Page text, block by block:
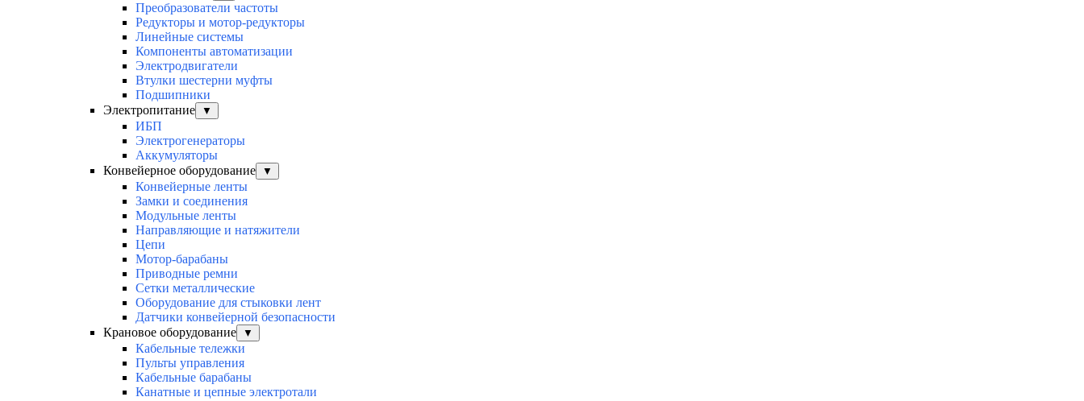
Преобразователи частоты
Редукторы и мотор-редукторы
Линейные системы
Компоненты автоматизации
Электродвигатели
Втулки шестерни муфты
Подшипники
Электропитание
▼
ИБП
Электрогенераторы
Аккумуляторы
Конвейерное оборудование
▼
Конвейерные ленты
Замки и соединения
Модульные ленты
Направляющие и натяжители
Цепи
Мотор-барабаны
Приводные ремни
Сетки металлические
Оборудование для стыковки лент
Датчики конвейерной безопасности
Крановое оборудование
▼
Кабельные тележки
Пульты управления
Кабельные барабаны
Канатные и цепные электротали